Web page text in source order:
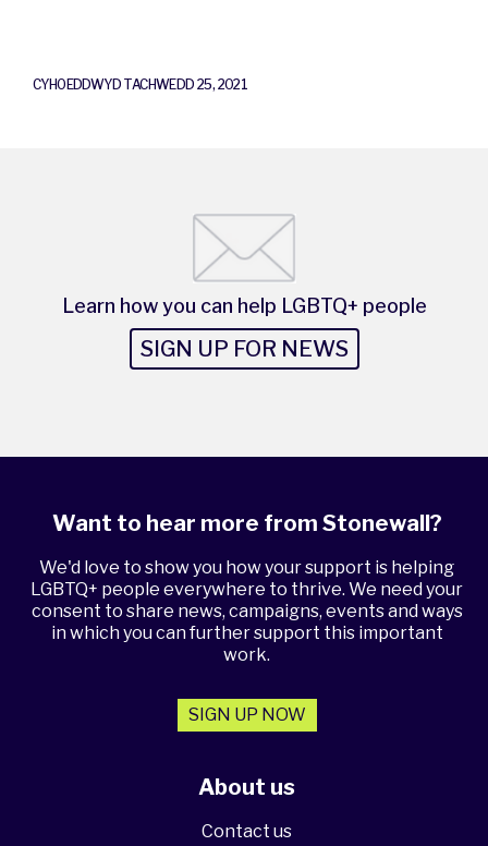
CYHOEDDWYD TACHWEDD 25, 2021
Learn how you can help LGBTQ+ people
SIGN UP FOR NEWS
About us
Contact us
Want to hear more from Stonewall?
We'd love to show you how your support is helping
LGBTQ+ people everywhere to thrive. We need your
consent to share news, campaigns, events and ways
in which you can further support this important
work.
SIGN UP NOW